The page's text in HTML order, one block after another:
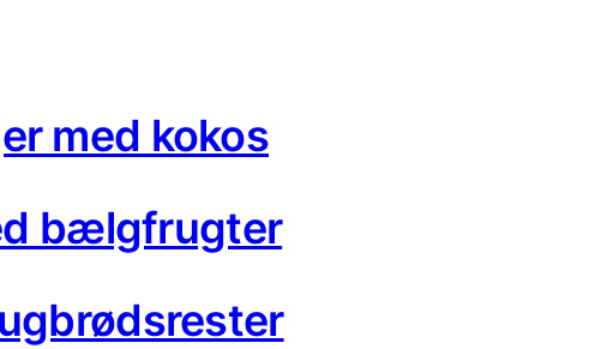
med kokos
bælgfrugter